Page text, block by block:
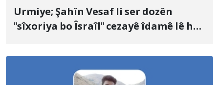
Urmiye; Şahîn Vesaf li ser dozên
"sîxoriya bo Îsraîl" cezayê îdamê lê hat